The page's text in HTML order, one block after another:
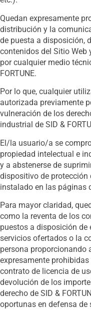
Quedan expresamente
distribución y la
de puesta a disposición,
contenidos del Sitio Web
por cualquier medio
FORTUNE.
Por lo que, cualquier
autorizada previamente
vulneración de los
industrial de SID &
El/la usuario/a se
propiedad intelectual e
y a abstenerse de
dispositivo de protección
instalado en las páginas
Para mayor claridad,
como la reventa de los
puestos a disposición
servicios ofertados o la
persona proporcionando
expresamente
contrato de licencia de
devolución de los
derecho de SID &
oportunas en defensa de